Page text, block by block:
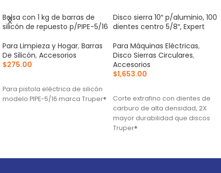
Bolsa con 1 kg de barras de
silicón de repuesto p/PIPE-5/16
Para Limpieza y Hogar, Barras
De Silicón, Accesorios
$275.00
Para pistola eléctrica de silicón
modelo PIPE-5/16 marca Truper®
Disco sierra 10″ p/aluminio, 100
dientes centro 5/8″, Expert
Para Máquinas Eléctricas,
Disco Sierras Circulares,
Accesorios
$1,653.00
Corte extrafino con dientes de
carburo de alta densidad, 2X
mayor durabilidad que discos
Truper®
proporciona mejor acabado